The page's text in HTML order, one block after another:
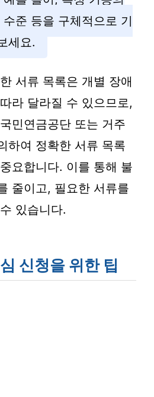
준 등을 구체적으로 기
세요.
서류 목록은 개별 장애
라 달라질 수 있으므로,
민연금공단 또는 거주
하여 정확한 서류 목록
요합니다. 이를 통해 불
줄이고, 필요한 서류를
있습니다.
신청을 위한 팁